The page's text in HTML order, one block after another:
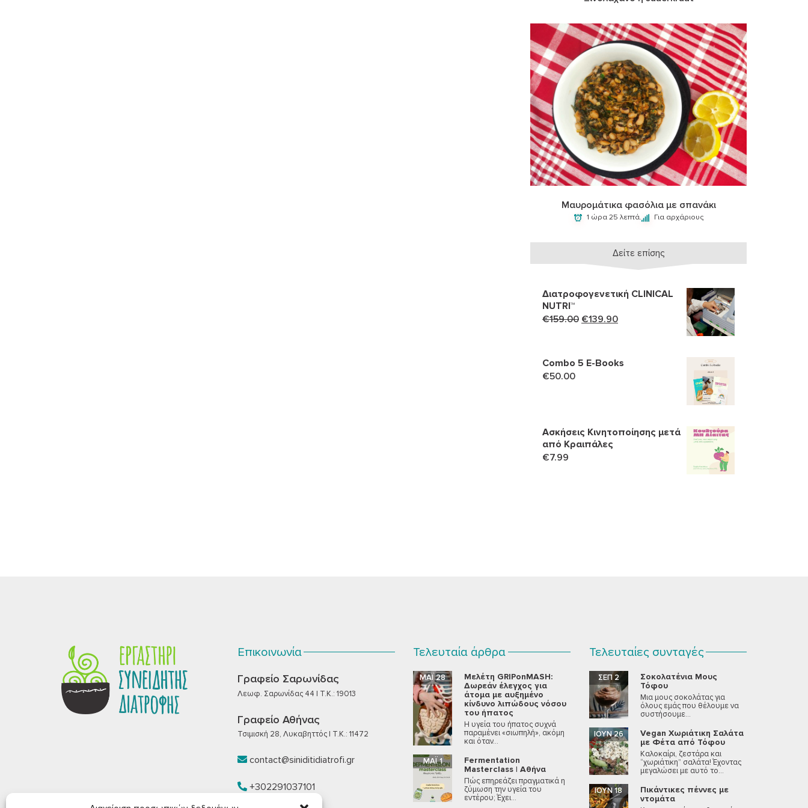
Μαυρομάτικα φασόλια με σπανάκι
1 ώρα 25 λεπτά. Για αρχάριους
Δείτε επίσης
Διατροφογενετική CLINICAL
NUTRI™
€159.00 Original
€159.00.
€139.90Η
είναι:
Combo 5 Ε-Books
€50.00
Ασκήσεις Κινητοποίησης μετά
από Κραιπάλες
€7.99
Επικοινωνία
Γραφείο Σαρωνίδας
Λεωφ. Σαρωνίδας 44 | T.K.: 19013
Γραφείο Αθήνας
Τσιμισκή 28, Λυκαβηττός | T.K.: 11472
contact@siniditidiatrofi.gr
+302291037101
Τελευταία άρθρα
Μελέτη GRIPonMASH:
Δωρεάν έλεγχος για
άτομα με αυξημένο
κίνδυνο λιπώδους νόσου
του ήπατος
ΜΆΙ 28
Η υγεία του ήπατος συχνά
παραμένει «σιωπηλή», ακόμη
και όταν...
Fermentation
Masterclass | Αθήνα
ΜΆΙ 1
Πώς επηρεάζει πραγματικά η
ζύμωση την υγεία του
εντέρου; Έχει...
Τελευταίες συνταγές
Σοκολατένια Μους
Τόφου
ΣΕΠ 2
Μια μους σοκολάτας για
όλους εμάς που θέλουμε να
συστήσουμε...
Vegan Χωριάτικη Σαλάτα
με Φέτα από Τόφου
ΙΟΎΝ 26
Καλοκαίρι, ζεστάρα και
“χωριάτικη” σαλάτα! Έχοντας
μεγαλώσει με αυτό το...
Πικάντικες πέννες με
ντομάτα
ΙΟΎΝ 18